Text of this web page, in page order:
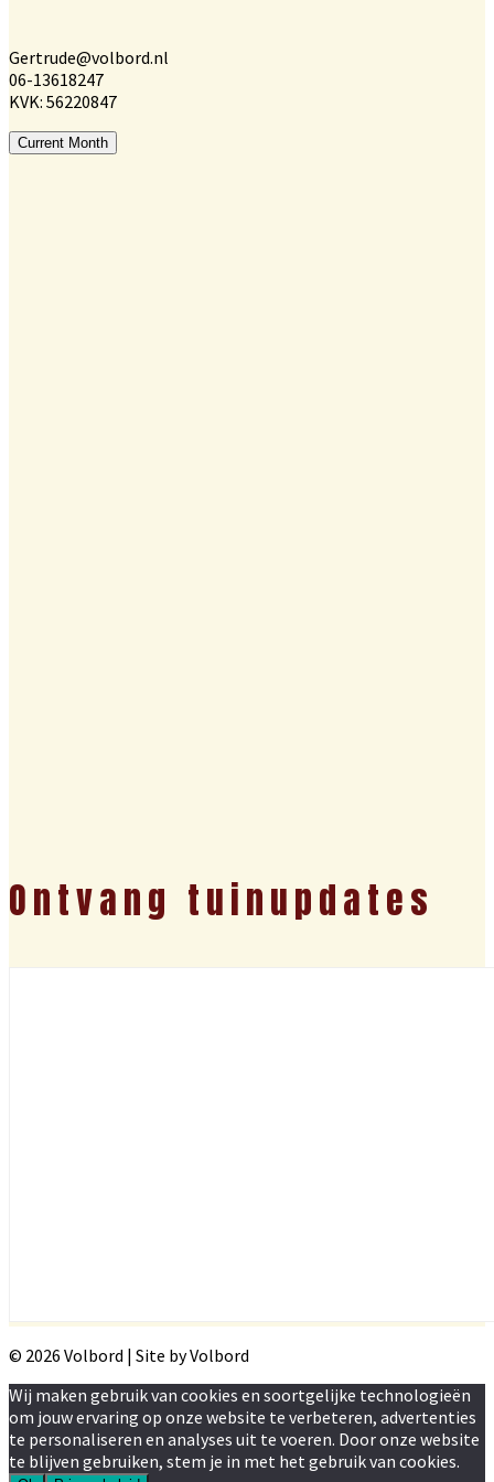
Gertrude@volbord.nl
06-13618247
KVK: 56220847
Current Month
Ontvang tuinupdates
© 2026 Volbord | Site by Volbord
Wij maken gebruik van cookies en soortgelijke technologieën
om jouw ervaring op onze website te verbeteren, advertenties
te personaliseren en analyses uit te voeren. Door onze website
te blijven gebruiken, stem je in met het gebruik van cookies.